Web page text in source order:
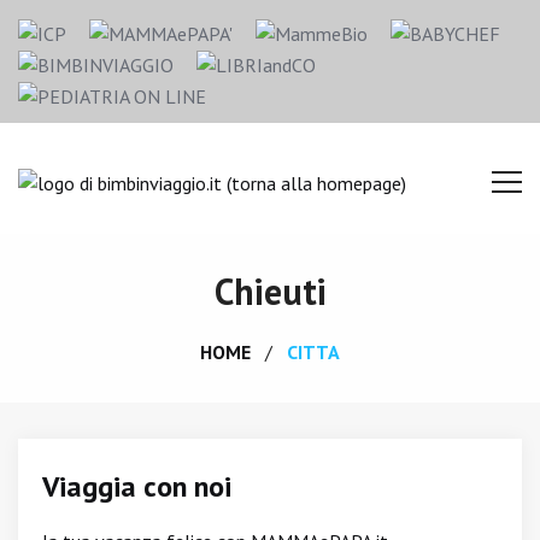
Chieuti
HOME CITTA
Viaggia con noi